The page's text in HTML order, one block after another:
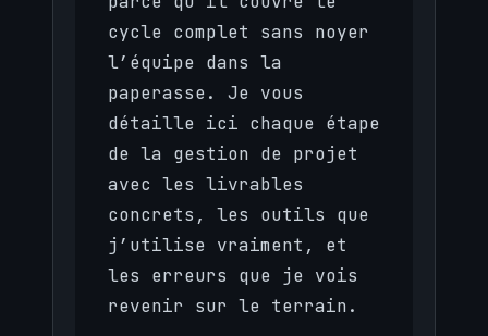
cycle complet sans noyer
l’équipe dans la
paperasse. Je vous
détaille ici chaque étape
de la gestion de projet
avec les livrables
concrets, les outils que
j’utilise vraiment, et
les erreurs que je vois
revenir sur le terrain.